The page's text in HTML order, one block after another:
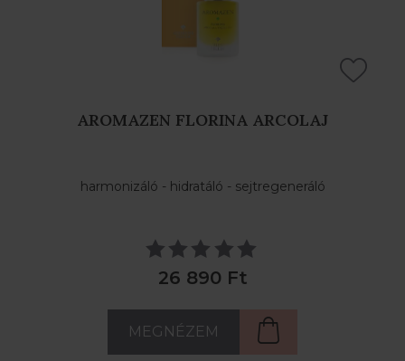
AROMAZEN FLORINA ARCOLAJ
harmonizáló - hidratáló - sejtregeneráló
26 890 Ft
MEGNÉZEM